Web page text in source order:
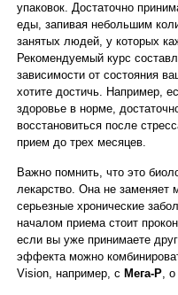
упаковок. Достаточно
еды, запивая небольшим
занятых людей, у которых
Рекомендуемый курс
зависимости от состояния
хотите достичь. Например,
здоровье в норме,
восстановиться после
прием до трех месяцев.
Важно помнить, что это
лекарство. Она не заменяет
серьезные хронические
началом приема стоит
если вы уже принимаете
эффекта можно
Vision, например, с Мега-Р, о